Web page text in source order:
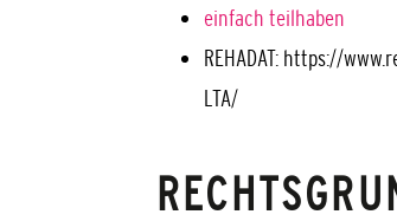
einfach teilhaben
REHADAT: https://
LTA/